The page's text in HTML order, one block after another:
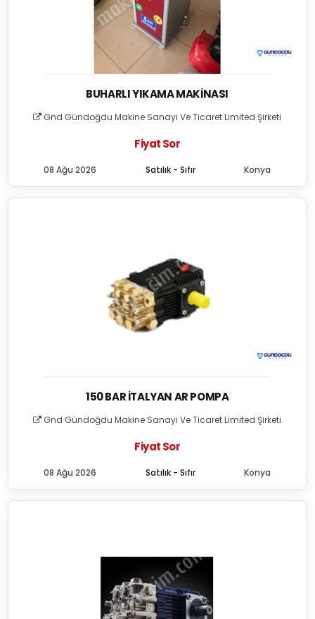
BUHARLI YIKAMA MAKINASI
Gnd Gündoğdu Makine Sanayi Ve Ticaret Limited Şirketi
Fiyat Sor
Satılık - Sıfır
08 Ağu 2026 Konya
150 BAR İTALYAN AR POMPA
Gnd Gündoğdu Makine Sanayi Ve Ticaret Limited Şirketi
Fiyat Sor
Satılık - Sıfır
08 Ağu 2026 Konya